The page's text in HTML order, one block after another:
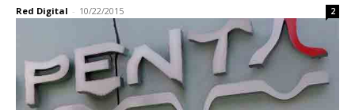
Red Digital - 10/22/2015 2